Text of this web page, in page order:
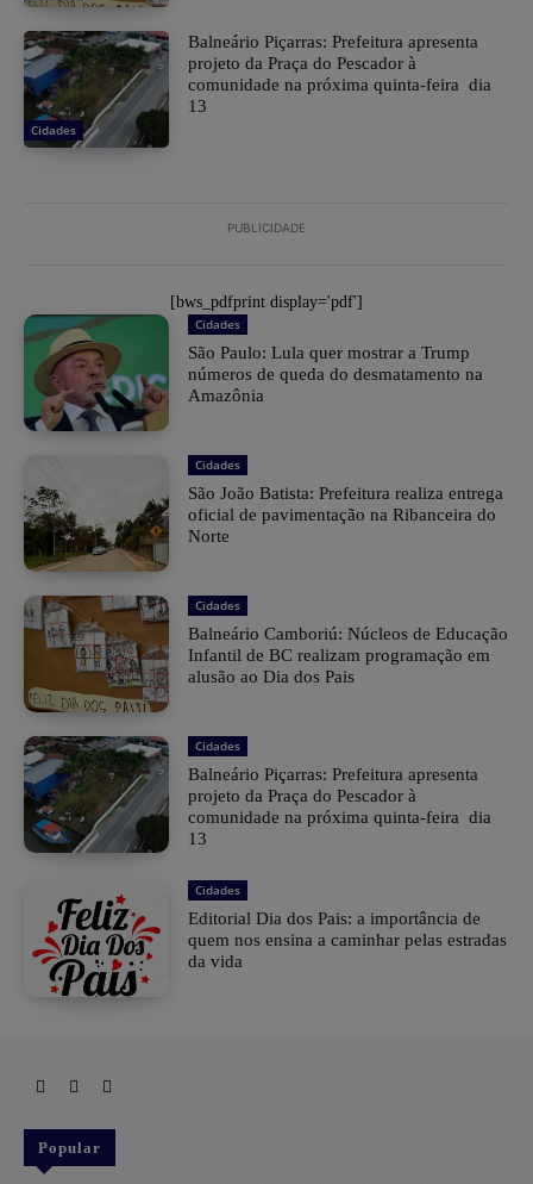
Cidades
Balneário Piçarras: Prefeitura apresenta
projeto da Praça do Pescador à
comunidade na próxima quinta-feira dia
13
PUBLICIDADE
[bws_pdfprint display='pdf']
Cidades
São Paulo: Lula quer mostrar a Trump
números de queda do desmatamento na
Amazônia
Cidades
São João Batista: Prefeitura realiza entrega
oficial de pavimentação na Ribanceira do
Norte
Cidades
Balneário Camboriú: Núcleos de Educação
Infantil de BC realizam programação em
alusão ao Dia dos Pais
Cidades
Balneário Piçarras: Prefeitura apresenta
projeto da Praça do Pescador à
comunidade na próxima quinta-feira dia
13
Cidades
Editorial Dia dos Pais: a importância de
quem nos ensina a caminhar pelas estradas
da vida
Popular